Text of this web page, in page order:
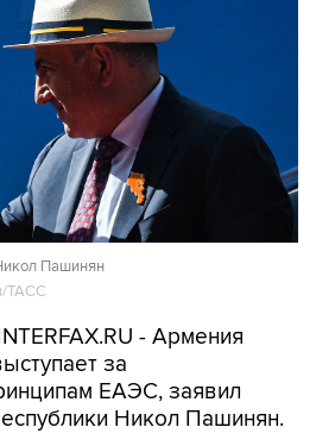
Пашинян
ТАСС
- Армения
ЕАЭС, заявил
Никол Пашинян.
сотрудничества с